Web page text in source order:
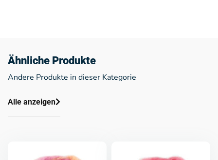
Ähnliche Produkte
Andere Produkte in dieser Kategorie
Alle anzeigen